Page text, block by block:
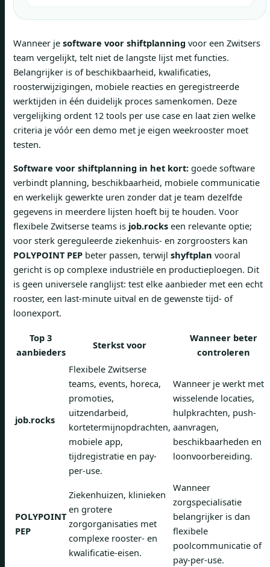
Wanneer je software voor shiftplanning voor een Zwitsers
team vergelijkt, telt niet de langste lijst met functies.
Belangrijker is of beschikbaarheid, kwalificaties,
roosterwijzigingen, mobiele reacties en geregistreerde
werktijden in één duidelijk proces samenkomen. Deze
vergelijking ordent 12 tools per use case en laat zien welke
criteria je vóór een demo met je eigen weekrooster moet
testen.
Software voor shiftplanning in het kort: goede software
verbindt planning, beschikbaarheid, mobiele communicatie
en werkelijk gewerkte uren zonder dat je team dezelfde
gegevens in meerdere lijsten hoeft bij te houden. Voor
flexibele Zwitserse teams is job.rocks een relevante optie;
voor sterk gereguleerde ziekenhuis- en zorgroosters kan
POLYPOINT PEP beter passen, terwijl shyftplan vooral
gericht is op complexe industriële en productieploegen. Dit
is geen universele ranglijst: test elke aanbieder met een echt
rooster, een last-minute uitval en de gewenste tijd- of
loonexport.
Top 3
aanbieders
Sterkst voor
Wanneer beter
controleren
job.rocks
Flexibele Zwitserse
teams, events, horeca,
promoties,
uitzendarbeid,
kortetermijnopdrachten,
mobiele app,
tijdregistratie en pay-
per-use.
Wanneer je werkt met
wisselende locaties,
hulpkrachten, push-
aanvragen,
beschikbaarheden en
loonvoorbereiding.
POLYPOINT
PEP
Ziekenhuizen, klinieken
en grotere
zorgorganisaties met
complexe rooster- en
kwalificatie-eisen.
Wanneer
zorgspecialisatie
belangrijker is dan
flexibele
poolcommunicatie of
pay-per-use.